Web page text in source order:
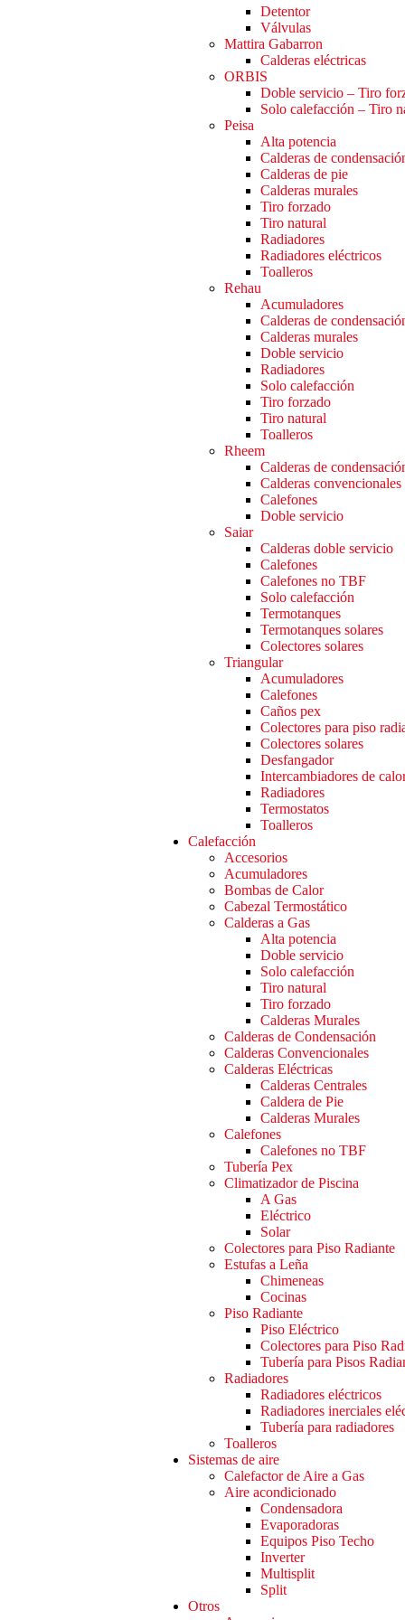
Detentor
Válvulas
Mattira Gabarron
Calderas eléctricas
ORBIS
Doble servicio – Tiro
Solo calefacción – Tiro
Peisa
Alta potencia
Calderas de
Calderas de pie
Calderas murales
Tiro forzado
Tiro natural
Radiadores
Radiadores eléctricos
Toalleros
Rehau
Acumuladores
Calderas de
Calderas murales
Doble servicio
Radiadores
Solo calefacción
Tiro forzado
Tiro natural
Toalleros
Rheem
Calderas de
Calderas convencionales
Calefones
Doble servicio
Saiar
Calderas doble servicio
Calefones
Calefones no TBF
Solo calefacción
Termotanques
Termotanques solares
Colectores solares
Triangular
Acumuladores
Calefones
Caños pex
Colectores para piso
Colectores solares
Desfangador
Intercambiadores de
Radiadores
Termostatos
Toalleros
Calefacción
Accesorios
Acumuladores
Bombas de Calor
Cabezal Termostático
Calderas a Gas
Alta potencia
Doble servicio
Solo calefacción
Tiro natural
Tiro forzado
Calderas Murales
Calderas de Condensación
Calderas Convencionales
Calderas Eléctricas
Calderas Centrales
Caldera de Pie
Calderas Murales
Calefones
Calefones no TBF
Tubería Pex
Climatizador de Piscina
A Gas
Eléctrico
Solar
Colectores para Piso Radiante
Estufas a Leña
Chimeneas
Cocinas
Piso Radiante
Piso Eléctrico
Colectores para Piso
Tubería para Pisos
Radiadores
Radiadores eléctricos
Radiadores inerciales
Tubería para radiadores
Toalleros
Sistemas de aire
Calefactor de Aire a Gas
Aire acondicionado
Condensadora
Evaporadoras
Equipos Piso Techo
Inverter
Multisplit
Split
Otros